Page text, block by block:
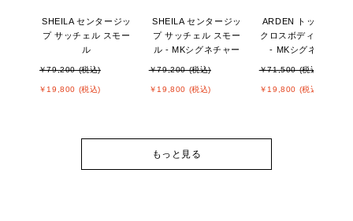
SHEILA センタージッ
プ サッチェル スモー
ル
￥79,200 (税込)
￥19,800 (税込)
SHEILA センタージッ
プ サッチェル スモー
ル - MKシグネチャー
￥79,200 (税込)
￥19,800 (税込)
ARDEN トップジップ
クロスボディ スモー
- MKシグネチャー
￥71,500 (税込)
￥19,800 (税込)
もっと見る